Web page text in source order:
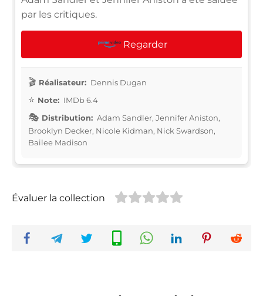
par les critiques.
Regarder
Réalisateur: Dennis Dugan
Note: IMDb 6.4
Distribution: Adam Sandler, Jennifer Aniston,
Brooklyn Decker, Nicole Kidman, Nick Swardson,
Bailee Madison
Évaluer la collection